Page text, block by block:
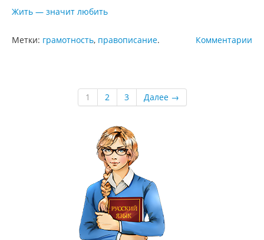
Жить — значит любить
Комментарии
Метки: грамотность, правописание.
1 2 3 Далее →